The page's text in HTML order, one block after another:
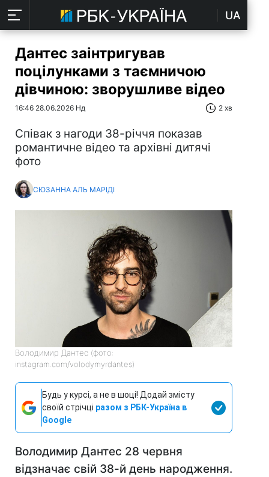
UA
Дантес заінтригував
поцілунками з таємничою
дівчиною: зворушливе відео
16:46 28.06.2026 Нд 2 хв
Співак з нагоди 38-річчя показав
романтичне відео та архівні дитячі
фото
СЮЗАННА АЛЬ МАРІДІ
Володимир Дантес (фото:
instagram.com/volodymyrdantes)
Будь у курсі, а не в шоці! Додай змісту
своїй стрічці разом з РБК-Україна в
Google
Володимир Дантес 28 червня
відзначає свій 38-й день народження.